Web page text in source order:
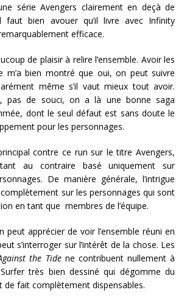
série Avengers clairement en deçà de
faut bien avouer qu’il livre avec Infinity
efficace.
de plaisir à relire l’ensemble. Avoir les
m’a bien montré que oui, on peut suivre
même s’il vaut mieux tout avoir.
pas de souci, on a là une bonne saga
dont le seul défaut est sans doute le
pour les personnages.
contre ce run sur le titre Avengers,
au contraire basé uniquement sur
De manière générale, l’intrigue
sur les personnages qui sont
en tant que membres de l’équipe.
peut apprécier de voir l’ensemble réuni en
s’interroger sur l’intérêt de la chose. Les
the Tide ne contribuent nullement à
très bien dessiné qui dégomme du
de fait complètement dispensables.